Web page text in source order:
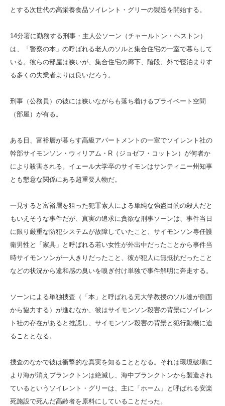
とする次世代の高栄養食品ソイレント・グリーの製造を開始する。
14分署に勤務する刑事・主人公ソーン（チャールトン・ヘストン）
は、「警察の本」の呼ばれる老人のソルと集合住宅の一室で暮らして
いる。彼らの部屋は狭いが、集合住宅の廊下、階段、外で寝泊まりす
る多くの失業者よりは良いだろう。
刑事（公務員）の彼には狭いながらも落ち着けるプライベート空間
（部屋）が有る。
ある日、富裕層が暮らす高級アパートメントの一室でソイレント社の
幹部サイモンソン・ウィリアム・R（ジョゼフ・コットン）が何者か
により殺害される。イェール大学卒のサイモンはサンティニー州知事
とも懇意な関係にある超重要人物だ。
一見すると富裕層を狙った犯罪素人による単純な強盗目的の殺人だと
もいえそうな事件だが、真実の追求に貪欲な刑事ソーンは、事件当日
に限り厳重な防犯システムが故障していたこと、サイモンソン専任護
衛男性と「家具」と呼ばれる若い女性が外出中だったことから事件当
時サイモンソンが一人きりだったこと、彼が犯人に無抵抗だったこと
などの状況から違和感の臭いを嗅ぎ付け単独で事件解明に奔走する。
ソーンによる単独捜査（「本」と呼ばれる元大学教授のソル達が側面
から協力する）が進むなか、彼はサイモンソン殺害の背景にソイレン
ト社の存在があると推認し、サイモンソン殺害の背景と犯行動機に迫
ることとなる。
捜査のなかで彼は衝撃的な真実を知ることとなる。それは環境破壊に
より海が消えプランクトンは絶滅し、海中プランクトンから製造され
ているというソイレント・グリーは、主に「ホーム」と呼ばれる安楽
死施設で死んだ高齢者を原料にしていることだった。